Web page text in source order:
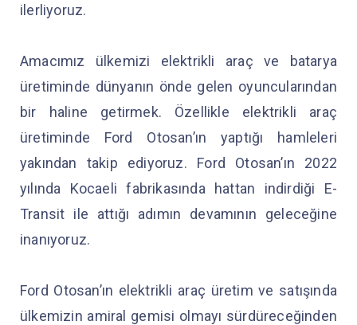
ilerliyoruz.
Amacımız ülkemizi elektrikli araç ve batarya
üretiminde dünyanın önde gelen oyuncularından
bir haline getirmek. Özellikle elektrikli araç
üretiminde Ford Otosan’ın yaptığı hamleleri
yakından takip ediyoruz. Ford Otosan’ın 2022
yılında Kocaeli fabrikasında hattan indirdiği E-
Transit ile attığı adımın devamının geleceğine
inanıyoruz.
Ford Otosan’ın elektrikli araç üretim ve satışında
ülkemizin amiral gemisi olmayı sürdüreceğinden